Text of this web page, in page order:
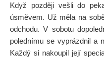
Když později vešli do
úsměvem. Už měla na
odchodu. V sobotu
polednímu se vyprázdnil a
Každý si nakoupil její